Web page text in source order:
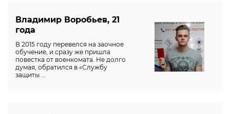
Владимир Воробьев, 21
года
В 2015 году перевелся на заочное
обучение, и сразу же пришла
повестка от военкомата. Не долго
думая, обратился в «Службу
защиты ...